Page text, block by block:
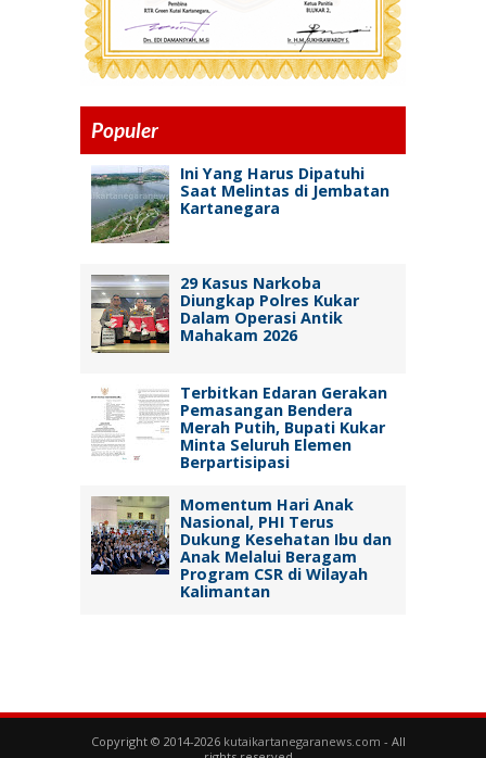
Populer
Ini Yang Harus Dipatuhi
Saat Melintas di Jembatan
Kartanegara
29 Kasus Narkoba
Diungkap Polres Kukar
Dalam Operasi Antik
Mahakam 2026
Terbitkan Edaran Gerakan
Pemasangan Bendera
Merah Putih, Bupati Kukar
Minta Seluruh Elemen
Berpartisipasi
Momentum Hari Anak
Nasional, PHI Terus
Dukung Kesehatan Ibu dan
Anak Melalui Beragam
Program CSR di Wilayah
Kalimantan
Copyright © 2014-2026 kutaikartanegaranews.com - All